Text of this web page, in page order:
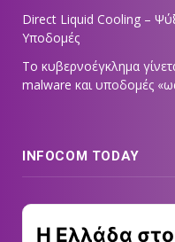
Direct Liquid Cooling –
Υποδομές
Το κυβερνοέγκλημα
malware και υποδομές
INFOCOM TODAY